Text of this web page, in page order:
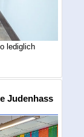
lediglich
Judenhass